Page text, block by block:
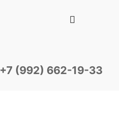
+7 (992) 662-19-33